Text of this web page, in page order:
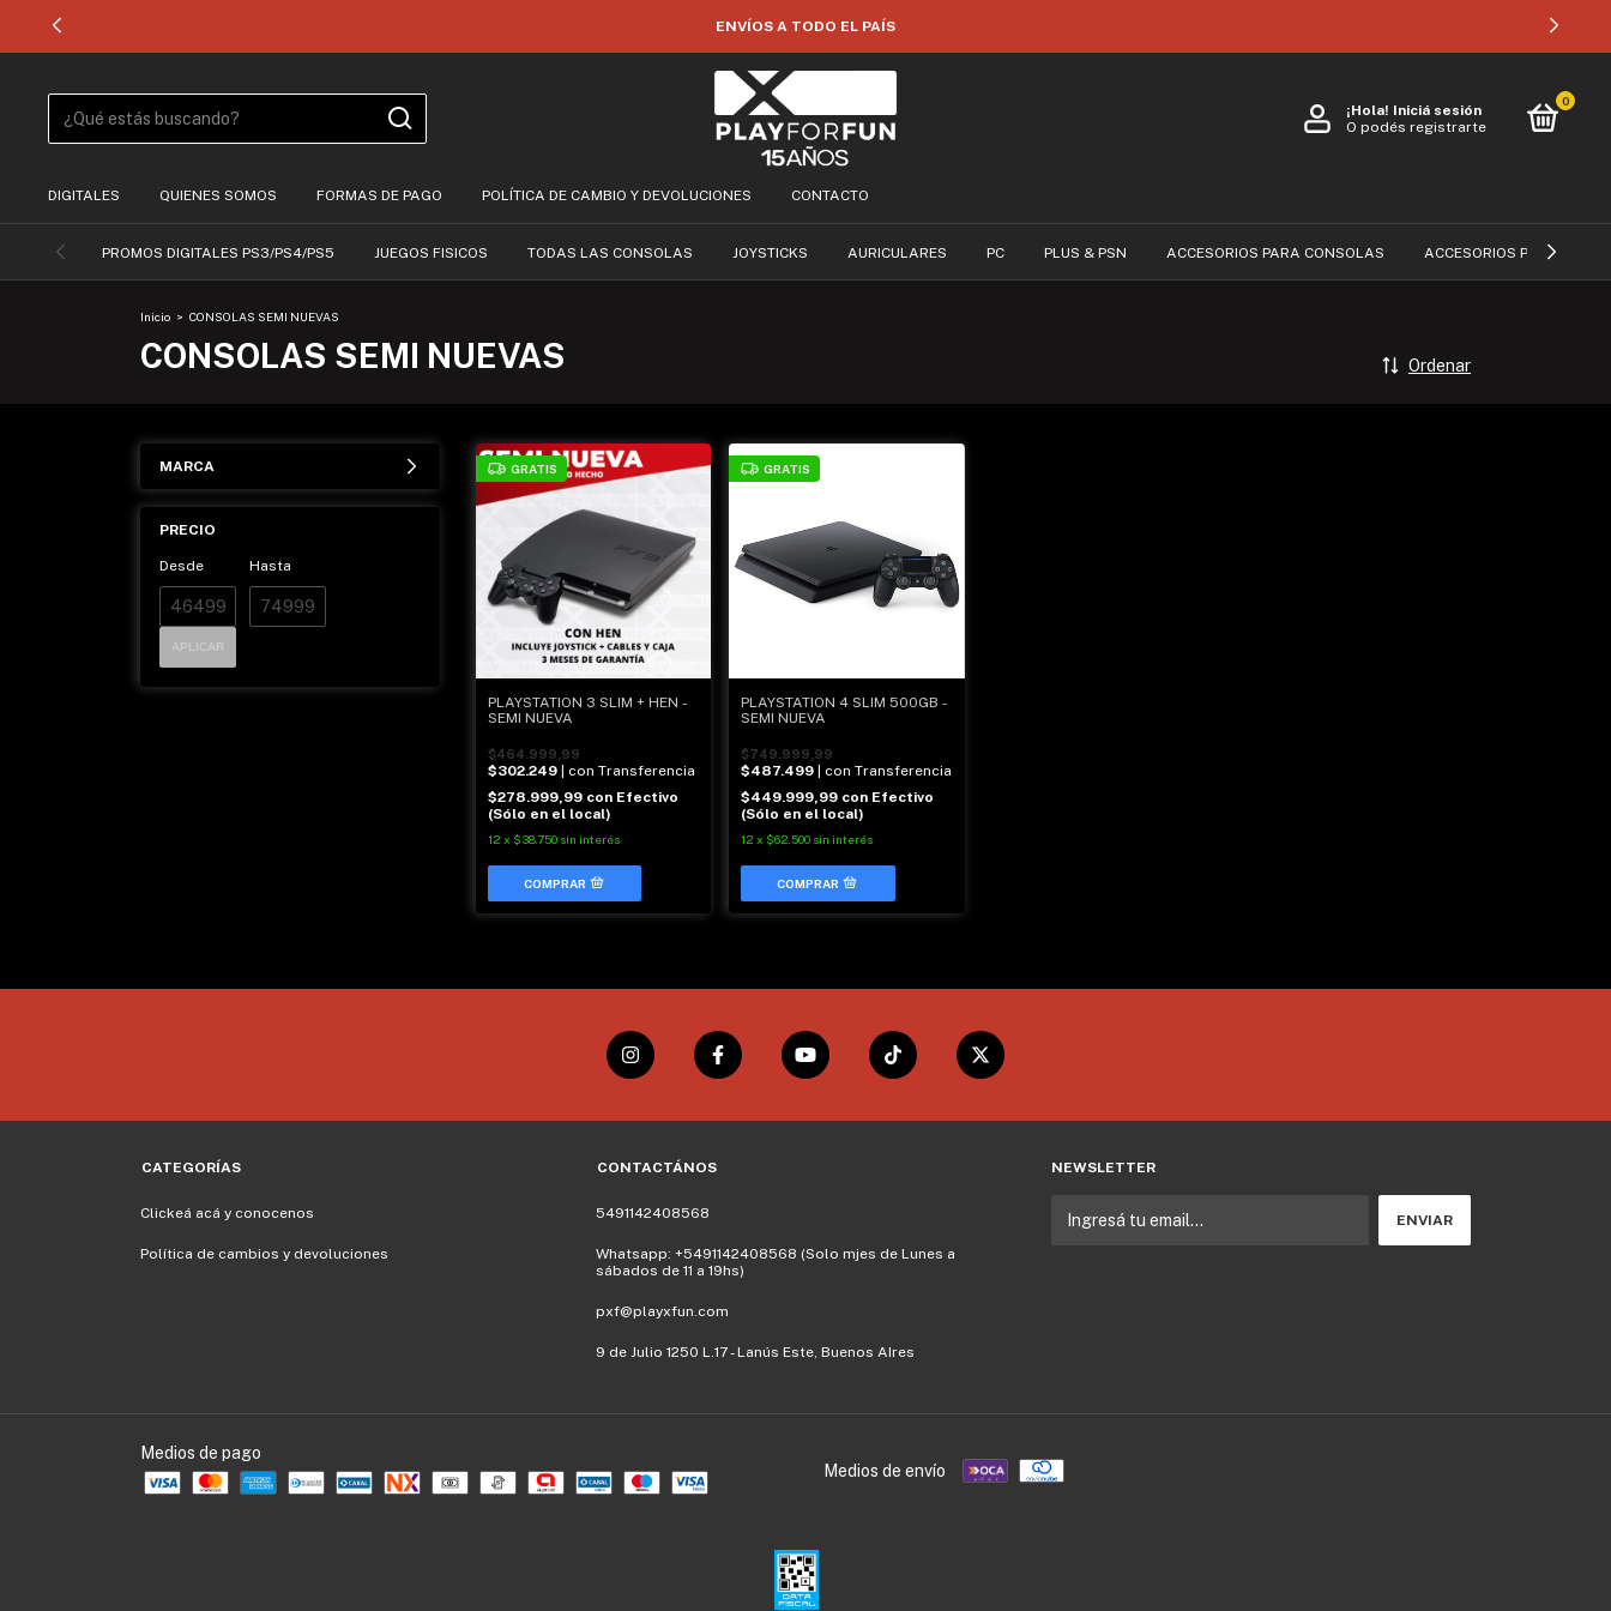
ENVÍOS A TODO EL PAÍS
¡Hola! Iniciá sesión
O podés registrarte
0
DIGITALES QUIENES SOMOS FORMAS DE PAGO POLÍTICA DE CAMBIO Y DEVOLUCIONES CONTACTO
PROMOS DIGITALES PS3/PS4/PS5 JUEGOS FISICOS TODAS LAS CONSOLAS JOYSTICKS AURICULARES PC PLUS & PSN ACCESORIOS PARA CONSOLAS ACCESORIOS PARA
Inicio > CONSOLAS SEMI NUEVAS
CONSOLAS SEMI NUEVAS Ordenar
MARCA
PRECIO
Desde Hasta
APLICAR
GRATIS
PLAYSTATION 3 SLIM + HEN -
SEMI NUEVA
$464.999,99
$302.249
| con Transferencia
$278.999,99 con Efectivo
(Sólo en el local)
12 x $38.750 sin interés
GRATIS
PLAYSTATION 4 SLIM 500GB -
SEMI NUEVA
$749.999,99
$487.499
| con Transferencia
$449.999,99 con Efectivo
(Sólo en el local)
12 x $62.500 sin interés
CATEGORÍAS
Clickeá acá y conocenos
Política de cambios y devoluciones
CONTACTÁNOS
5491142408568
Whatsapp: +5491142408568 (Solo mjes de Lunes a
sábados de 11 a 19hs)
pxf@playxfun.com
9 de Julio 1250 L.17 - Lanús Este, Buenos AIres
NEWSLETTER
Medios de pago
Medios de envío